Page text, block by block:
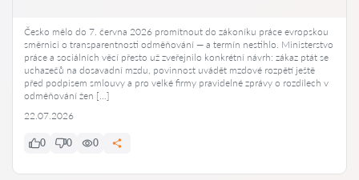
Česko mělo do 7. června 2026 promítnout do zákoníku práce evropskou
směrnici o transparentnosti odměňování — a termín nestihlo. Ministerstvo
práce a sociálních věcí přesto už zveřejnilo konkrétní návrh: zákaz ptát se
uchazečů na dosavadní mzdu, povinnost uvádět mzdové rozpětí ještě
před podpisem smlouvy a pro velké firmy pravidelné zprávy o rozdílech v
odměňování žen […]
22.07.2026
0 0 0